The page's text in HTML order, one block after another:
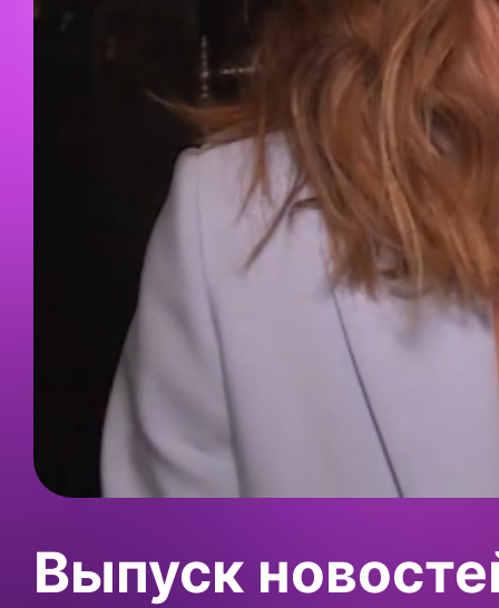
Выпуск